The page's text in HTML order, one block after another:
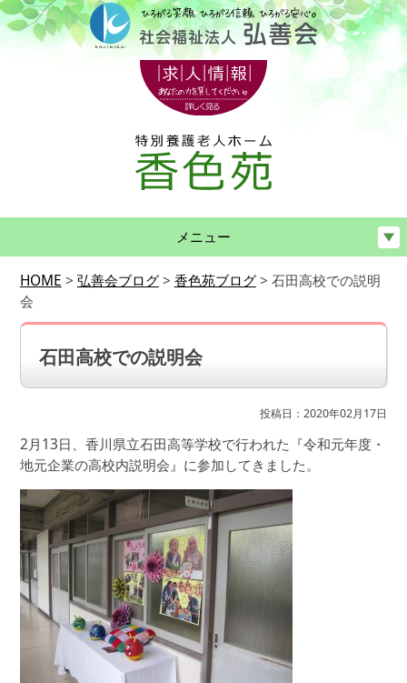
メニュー
HOME > 弘善会ブログ> 香色苑ブログ> 石田高校での説明
会
石田高校での説明会
投稿日：2020年02月17日
2月13日、香川県立石田高等学校で行われた『令和元年度・
地元企業の高校内説明会』に参加してきました。